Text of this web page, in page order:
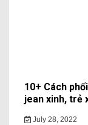
10+ Cách
jean xinh, trẻ
July 28, 2022